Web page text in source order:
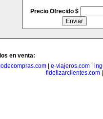
Precio Ofrecido $
en venta:
| e-viajeros.com|
fidelizarclientes.com|